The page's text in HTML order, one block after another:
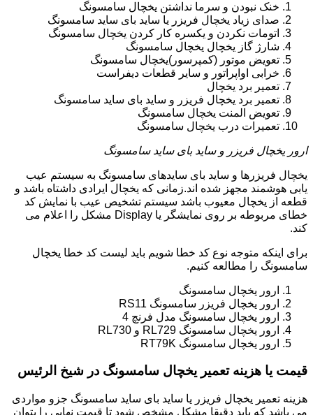
خنک نبودن و سرما نداشتن یخچال سامسونگ
صدای زیاد یخچال فریزر یا ساید بای ساید سامسونگ
اتومات نکردن و یکسره کار کردن یخچال سامسونگ
شارژ گاز یخچال یخچال سامسونگ
تعویض موتور (کمپرسور)یخچال سامسونگ
خرابی اواپراتور و سایر قطعات دیفراست
تعمیر برد یخچال
تعمیر برد یخچال فریزر و ساید بای ساید سامسونگ
تعویض المنت یخچال سامسونگ
تعمیرات درب یخچال سامسونگ
ارور یخچال فریزر و ساید بای ساید سامسونگ
یخچال فریزرها و ساید بای سایدهای سامسونگ به سیستم عیب
یابی هوشمند مجهز شده اند.زمانی که یخچال ایرادی داشتاه باشد و
قطعه از یخچال معیوب باشد سیستم تشخیص عیب با نمایش کد
خطای مربوطه بر روی نمایشگر یا Display مشکل را اعلام می
کند.
برای اینکه متوجه نوع کد خطا شویم باید لیست کد خطا یخچال
سامسونگ را مطالعه کنیم.
ارور یخچال سامسونگ
ارور یخچال فریزر سامسونگ RS11
ارور یخچال سامسونگ مدل فرنچ 4
ارور یخچال سامسونگ RL729 و RL730
ارور یخچال سامسونگ RT79K
قیمت یا هزینه تعمیر یخچال سامسونگ در شیخ الرئیس
هزینه تعمیر یخچال فریزر یا ساید بای ساید سامسونگ جزو مواردی
می باشد که باید دقیقا مشکل مشخص شود تا قیمت نهایی را بتوان